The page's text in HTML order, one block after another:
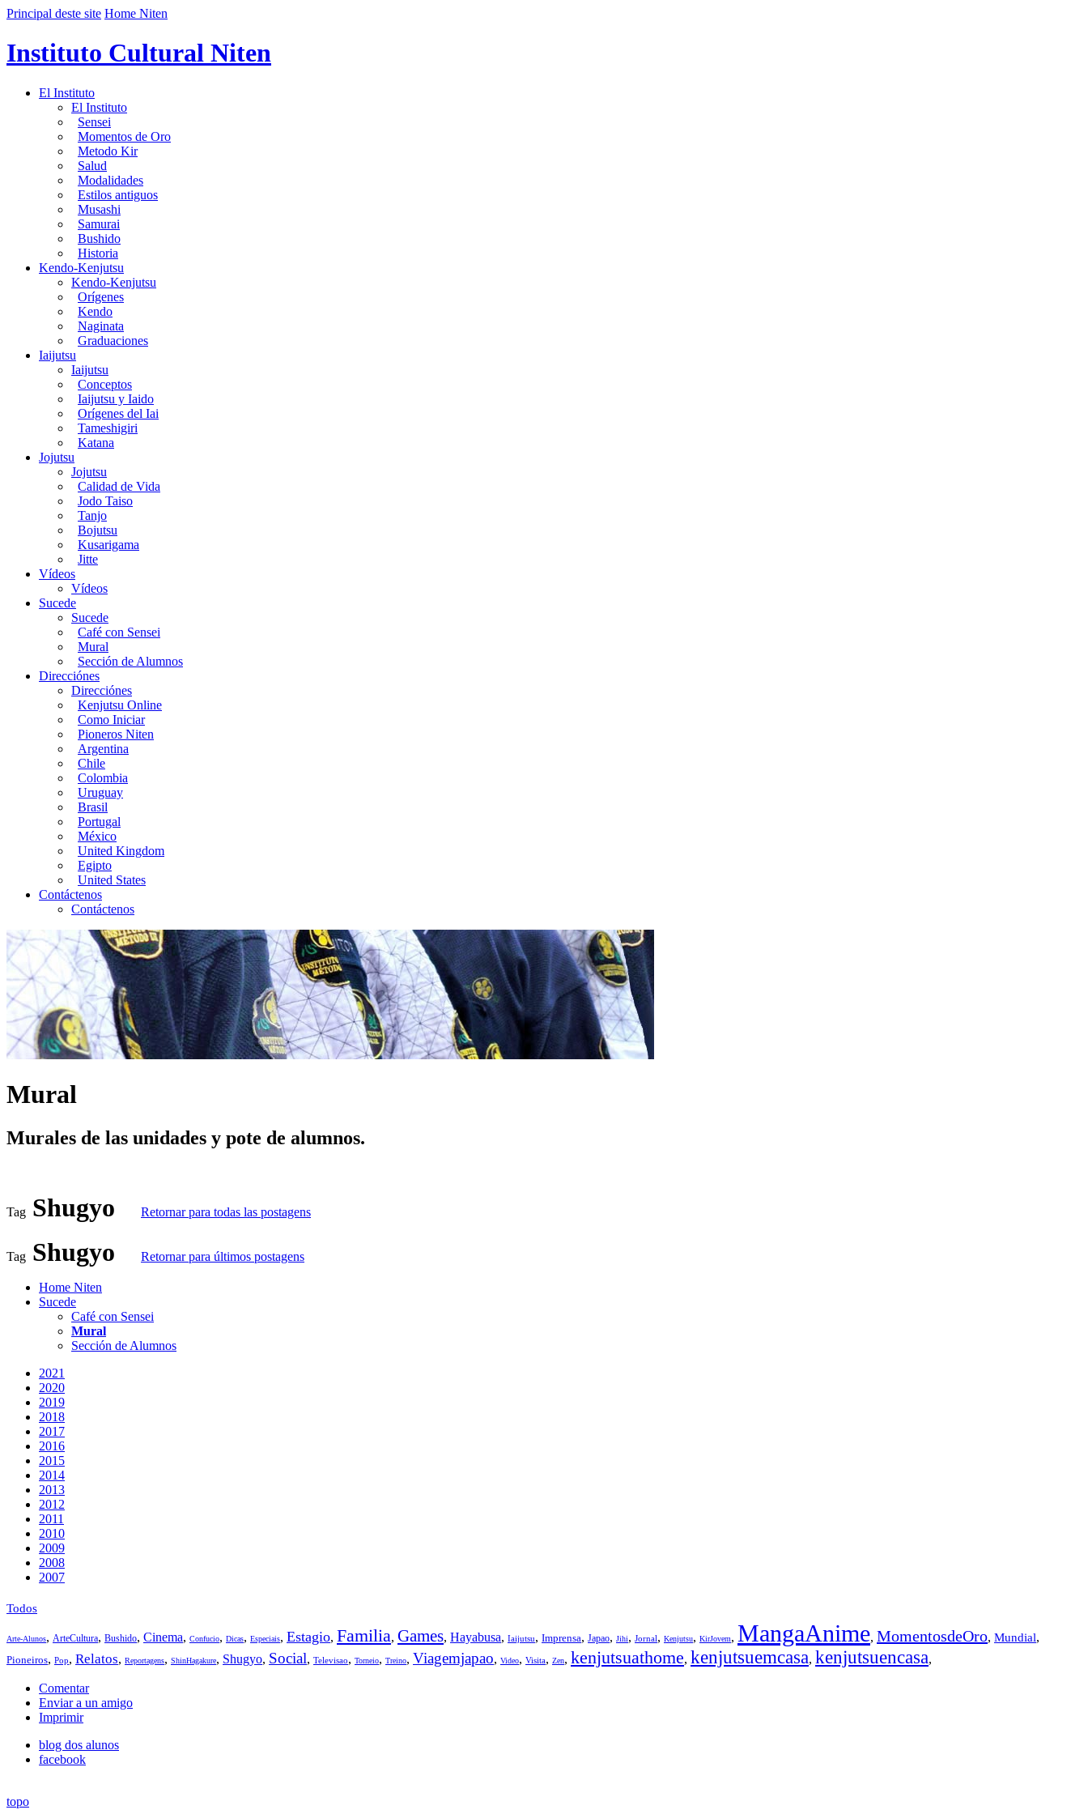
Principal deste site Home Niten
Instituto Cultural Niten
El Instituto
El Instituto
Sensei
Momentos de Oro
Metodo Kir
Salud
Modalidades
Estilos antiguos
Musashi
Samurai
Bushido
Historia
Kendo-Kenjutsu
Kendo-Kenjutsu
Orígenes
Kendo
Naginata
Graduaciones
Iaijutsu
Iaijutsu
Conceptos
Iaijutsu y Iaido
Orígenes del Iai
Tameshigiri
Katana
Jojutsu
Jojutsu
Calidad de Vida
Jodo Taiso
Tanjo
Bojutsu
Kusarigama
Jitte
Vídeos
Vídeos
Sucede
Sucede
Café con Sensei
Mural
Sección de Alumnos
Direcciónes
Direcciónes
Kenjutsu Online
Como Iniciar
Pioneros Niten
Argentina
Chile
Colombia
Uruguay
Brasil
Portugal
México
United Kingdom
Egipto
United States
Contáctenos
Contáctenos
Mural
Murales de las unidades y pote de alumnos.
Tag Shugyo Retornar para todas las postagens
Tag Shugyo Retornar para últimos postagens
Home Niten
Sucede
Café con Sensei
Mural
Sección de Alumnos
2021
2020
2019
2018
2017
2016
2015
2014
2013
2012
2011
2010
2009
2008
2007
Todos
Arte-Alunos, ArteCultura, Bushido, Cinema, Confucio, Dicas, Especiais, Estagio, Familia, Games, Hayabusa, Iaijutsu, Imprensa, Japao, Jihi, Jornal, Kenjutsu, KirJovem, MangaAnime, MomentosdeOro, Mundial,
Pioneiros, Pop, Relatos, Reportagens, ShinHagakure, Shugyo, Social, Televisao, Torneio, Treino, Viagemjapao, Video, Visita, Zen, kenjutsuathome, kenjutsuemcasa, kenjutsuencasa,
Comentar
Enviar a un amigo
Imprimir
blog dos alunos
facebook
topo